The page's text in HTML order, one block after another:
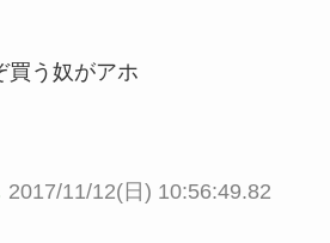
買う奴がアホ
2017/11/12(日) 10:56:49.82